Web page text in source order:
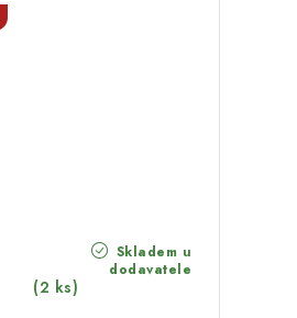
Skladem u
dodavatele
(2 ks)